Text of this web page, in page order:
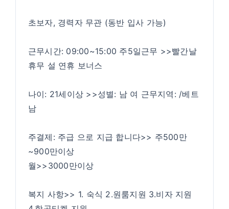
초보자, 경력자 무관 (동반 입사 가능)
근무시간: 09:00~15:00 주5일근무 >>빨간날
휴무 설 연휴 보너스
나이: 21세이상 >>성별: 남 여 근무지역: /베트
남
주결제: 주급 으로 지급 합니다>> 주500만
~900만이상
월>>3000만이상
복지 사항>> 1. 숙식 2.원룸지원 3.비자 지원